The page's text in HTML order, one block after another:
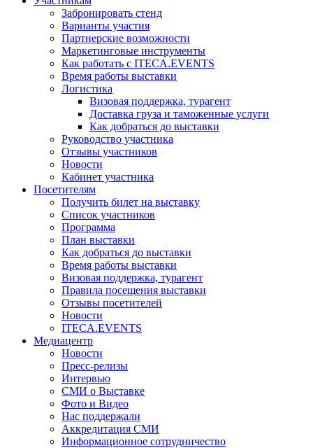
Забронировать стенд
Варианты участия
Партнерские возможности
Маркетинговые инструменты
Как работать с ITECA.EVENTS
Время работы выставки
Логистика
Визовая поддержка, турагент
Доставка груза и таможенные услуги
Как добраться до выставки
Руководство участника
Отзывы участников
Новости
Кабинет участника
Посетителям
Получить билет на выставку
Список участников
Программа
План выставки
Как добраться до выставки
Время работы выставки
Визовая поддержка, турагент
Правила посещения выставки
Отзывы посетителей
Новости
ITECA.EVENTS
Медиацентр
Новости
Пресс-релизы
Интервью
СМИ о Выставке
Фото и Видео
Нас поддержали
Аккредитация СМИ
Информационное сотрудничество